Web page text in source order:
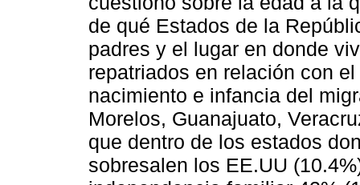
de qué Estados de la
padres y el lugar en donde
repatriados en relación con
nacimiento e infancia del
Morelos, Guanajuato,
que dentro de los estados
sobresalen los EE.UU